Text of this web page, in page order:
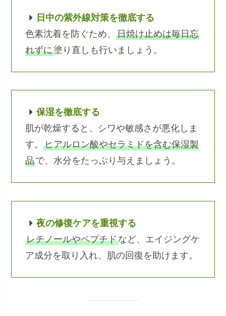
日中の紫外線対策を徹底する
色素沈着を防ぐため、日焼け止めは毎日忘
れずに塗り直しも行いましょう。
保湿を徹底する
肌が乾燥すると、シワや敏感さが悪化しま
す。ヒアルロン酸やセラミドを含む保湿製
品で、水分をたっぷり与えましょう。
夜の修復ケアを重視する
レチノールやペプチドなど、エイジングケ
ア成分を取り入れ、肌の回復を助けます。